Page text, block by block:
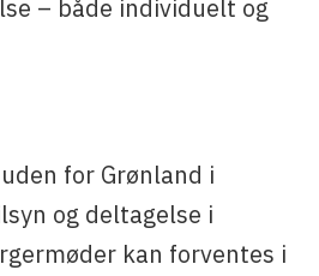
– både individuelt og
for Grønland i
og deltagelse i
kan forventes i